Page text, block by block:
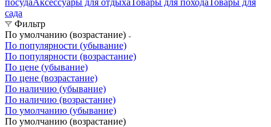
сада
Фильтр
По умолчанию (возрастание)
По популярности (убывание)
По популярности (возрастание)
По цене (убывание)
По цене (возрастание)
По наличию (убывание)
По наличию (возрастание)
По умолчанию (убывание)
По умолчанию (возрастание)